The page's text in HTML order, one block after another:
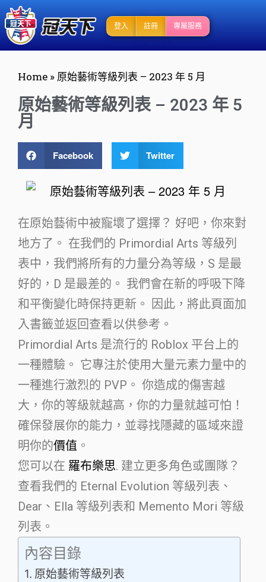
登入 註冊 專屬服務
Home » 原始藝術等級列表 – 2023 年 5 月
原始藝術等級列表 – 2023 年 5
月
Facebook Twitter
在原始藝術中被寵壞了選擇？ 好吧，你來對
地方了。 在我們的 Primordial Arts 等級列
表中，我們將所有的力量分為等級，S 是最
好的，D 是最差的。 我們會在新的呼吸下降
和平衡變化時保持更新。 因此，將此頁面加
入書籤並返回查看以供參考。
Primordial Arts 是流行的 Roblox 平台上的
一種體驗。 它專注於使用大量元素力量中的
一種進行激烈的 PVP。 你造成的傷害越
大，你的等級就越高，你的力量就越可怕！
確保發展你的能力，並尋找隱藏的區域來證
明你的價值 。
您可以在 羅布樂思. 建立更多角色或團隊？
查看我們的 Eternal Evolution 等級列表、
Dear、Ella 等級列表和 Memento Mori 等級
列表。
內容目錄
原始藝術等級列表